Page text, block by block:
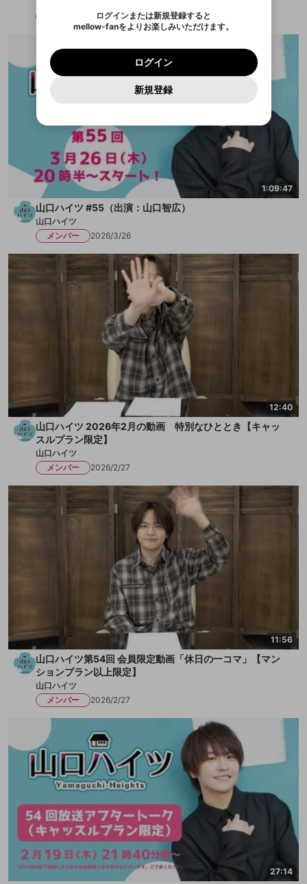
2026/3/26
1:09:47
山口ハイツ #55（出演：山口智広）
山口ハイツ
メンバー
2026/3/26
12:40
山口ハイツ 2026年2月の動画 特別なひととき【キャッ
スルプラン限定】
山口ハイツ
メンバー
2026/2/27
11:56
山口ハイツ第54回 会員限定動画「休日の一コマ」【マン
ションプラン以上限定】
山口ハイツ
メンバー
2026/2/27
27:14
ユーザーの視聴環境によっては広告を表示すること
ができない場合があります。
詳しくはこちら
ば、通知をもれなく受け取れます！
インストール アプリで開く
Google
Yahoo! JAPAN
Appleでサインアップ
mellow-fanの利用規約 プライバシーポリシー・ 外部
サービスとのID連携に関する同意事項
に同意頂いた上
で、次にお進みください
次にお進みください。
アカウント作成
mellow-fanからのお得な情報をメールで受
け取る
Google
Yahoo! JAPAN
Appleでサインイン
mellow-fanの利用規約 プライバシーポリシー・ 外部
サービスとのID連携に関する同意事項
に同意頂いた上
で、次にお進みください
ログイン
パスワードを忘れた方はこちら
アカウントをお持ちですか？アカウントを作成する
ログインまたは新規登録すると
mellow-fanをよりお楽しみいただけます。
ログイン
新規登録
再設定する
のでご確認ください
OK
ご登録いただいた情報はサービスの向上を目的
として使用いたします。
一部サービスをご利用いただくには、生年月の
登録が必要です。
あとで登録
メイン及びcs.openrec.co.jpドメイン）が受信拒否設
定に含まれていないかご確認ください。
入力
プレミアム会員に入会
著作権の侵害
なりすまし行為
出会いを誘導する行為
ねずみ講やマルチ商法
誤解を招く配信設定
ゲームの録画禁止区域の配信
改造版・海賊版ソフトの配信
政治的・宗教的・人種的な内容
その他の問題
0
報告された問題については、利用規約に違反しているか
どうかをスタッフが確認します。
用することは、利用規約違反になります。
閉じる
Discordアカウントを作成
Discordは第三者が提供するコミュニティーサービスで、
mellow-fanとは関わりがありません。Discordに関してのお
問い合わせにはお答えすることができません。Discordの仕
様変更により、限定コミュニティ特典の提供が終了する可能
します。
外部サービスとのID連携に関する同意事項
Discordとは？ Discordに参加する